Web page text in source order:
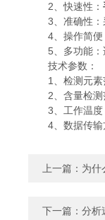
2、快速性：
3、准确性：采
4、操作简便：
5、多功能：适
技术参数：
1、检测元素
2、含量检测范
3、工作温度
4、数据传输方
上一篇： 为什
下一篇： 分析